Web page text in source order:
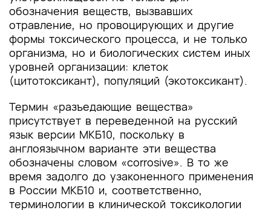
обозначения веществ, вызвавших
отравление, но провоцирующих и другие
формы токсического процесса, и не только
организма, но и биологических систем иных
уровней организации: клеток
(цитотоксикант), популяций (экотоксикант).
Термин «разъедающие вещества»
присутствует в переведенной на русский
язык версии МКБ10, поскольку в
англоязычном варианте эти вещества
обозначены словом «corrosive». В то же
время задолго до узаконенного применения
в России МКБ10 и, соответственно,
терминологии в клинической токсикологии